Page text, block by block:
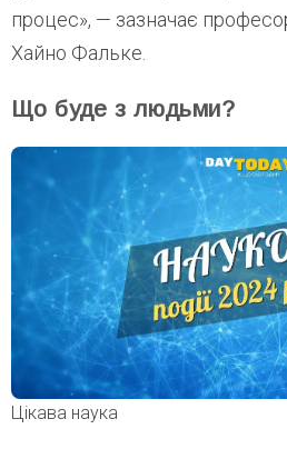
процес», — зазначає
Хайно Фальке.
Що буде з людьми?
Цікава наука